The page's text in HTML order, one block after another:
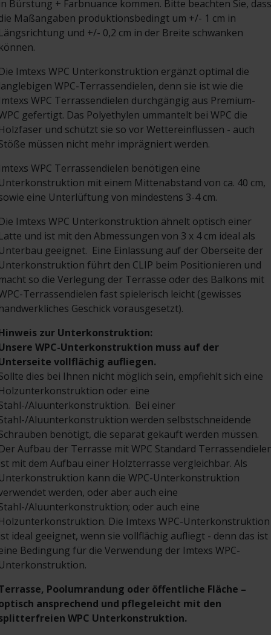
Bürstung + Farbnuance kommen. Bitte beachten Sie, dass
Maßangaben produktionsbedingt um +/- 1 cm in
und +/- 0,2 cm in der Breite schwanken
Imtexs WPC Unterkonstruktion ergänzt optimal die
WPC-Terrassendielen, denn sie ist wie die
WPC Terrassendielen durchgängig aus Premium-
gefertigt. Das Polyethylen ummantelt bei WPC die
und schützt sie so vor Wettereinflüssen - auch
müssen nicht mehr imprägniert werden.
WPC Terrassendielen benötigen eine
mit einem Mittenabstand von ca. 40 cm,
eine Unterlüftung von mindestens 3-4 cm.
Imtexs WPC Unterkonstruktion ähnelt optisch einer
und ist mit den Abmessungen von 3 x 4 cm ideal als
geeignet. Eine Einlassung auf der Oberseite der
führt den CLIP beim Positionieren und
so die Verlegung der Terrasse oder des Balkons mit
Terrassendielen fast spielerisch leicht (gewisses
Geschick vorausgesetzt).
zur Unterkonstruktion:
WPC-Unterkonstruktion muss auf der
vollflächig aufliegen.
dies bei Ihnen nicht möglich sein, empfiehlt sich eine
oder eine
Aluunterkonstruktion. Bei einer
Aluunterkonstruktion werden selbstschneidende
benötigt, die separat gekauft werden müssen.
Aufbau der Terrasse mit WPC Standard
mit dem Aufbau einer Holzterrasse vergleichbar. Als
kann die WPC-Unterkonstruktion
werden, oder aber auch eine
Aluunterkonstruktion; oder auch eine
Die Imtexs WPC-Unterkonstruktion
ideal geeignet, wenn sie vollflächig aufliegt - denn das ist
Bedingung für die Verwendung der Imtexs WPC-
Poolumrandung oder öffentliche Fläche –
ansprechend und pflegeleicht mit den
WPC Unterkonstruktion.